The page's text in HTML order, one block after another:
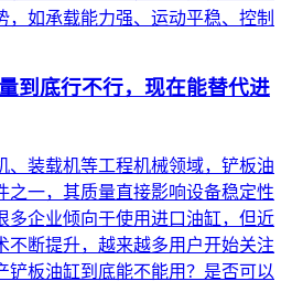
，如承载能力强、运动平稳、控制
到底行不行，现在能替代进
、装载机等工程机械领域，铲板油
之一，其质量直接影响设备稳定性
多企业倾向于使用进口油缸，但近
不断提升，越来越多用户开始关注
铲板油缸到底能不能用？是否可以